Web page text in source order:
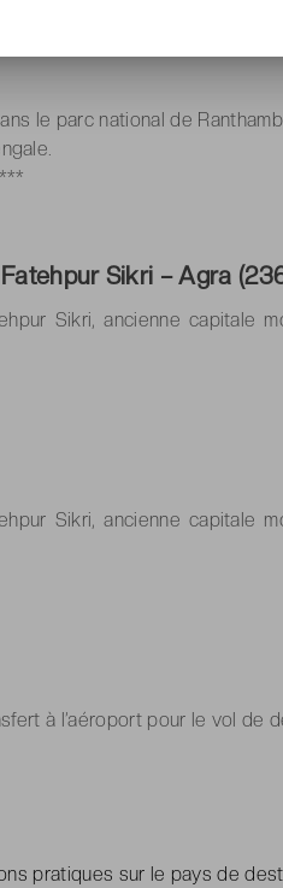
Safari en Jeep 4x4 et
le parc national de
Sikri – Agra
Sikri, ancienne capitale
Sikri, ancienne capitale
à l’aéroport pour le vol de
pratiques sur le pays de